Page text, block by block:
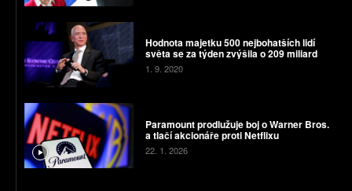
Hodnota majetku 500 nejbohatších lidí
světa se za týden zvýšila o 209 miliard
1. 9. 2020
Paramount prodlužuje boj o Warner Bros.
a tlačí akcionáře proti Netflixu
22. 1. 2026